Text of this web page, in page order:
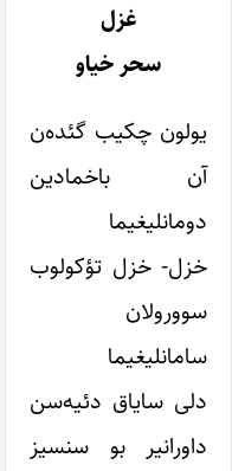
غزل
سحر خیاو
یولون چکیب گئده‌ن
آن باخمادین
دومانلیغیما
خزل- خزل تؤکولوب
سوورولان
سامانلیغیما
دلی سایاق دئیه‌سن
داورانیر بو سنسیز